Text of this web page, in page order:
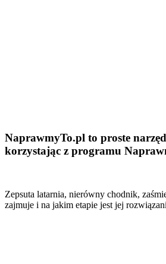
NaprawmyTo.pl to proste
korzystając z programu
Zepsuta latarnia, nierówny chodnik,
zajmuje i na jakim etapie jest jej